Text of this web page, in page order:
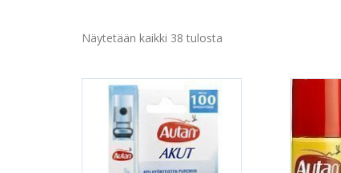
Näytetään kaikki 38 tulosta